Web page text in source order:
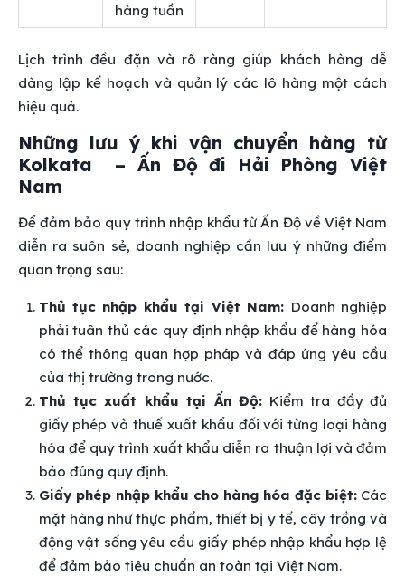
hàng tuần
Lịch trình đều đặn và rõ ràng giúp khách hàng dễ
dàng lập kế hoạch và quản lý các lô hàng một cách
hiệu quả.
Những lưu ý khi vận chuyển hàng từ
Kolkata – Ấn Độ đi Hải Phòng Việt
Nam
Để đảm bảo quy trình nhập khẩu từ Ấn Độ về Việt Nam
diễn ra suôn sẻ, doanh nghiệp cần lưu ý những điểm
quan trọng sau:
Thủ tục nhập khẩu tại Việt Nam: Doanh nghiệp
phải tuân thủ các quy định nhập khẩu để hàng hóa
có thể thông quan hợp pháp và đáp ứng yêu cầu
của thị trường trong nước.
Thủ tục xuất khẩu tại Ấn Độ: Kiểm tra đầy đủ
giấy phép và thuế xuất khẩu đối với từng loại hàng
hóa để quy trình xuất khẩu diễn ra thuận lợi và đảm
bảo đúng quy định.
Giấy phép nhập khẩu cho hàng hóa đặc biệt:Các
mặt hàng như thực phẩm, thiết bị y tế, cây trồng và
động vật sống yêu cầu giấy phép nhập khẩu hợp lệ
để đảm bảo tiêu chuẩn an toàn tại Việt Nam.